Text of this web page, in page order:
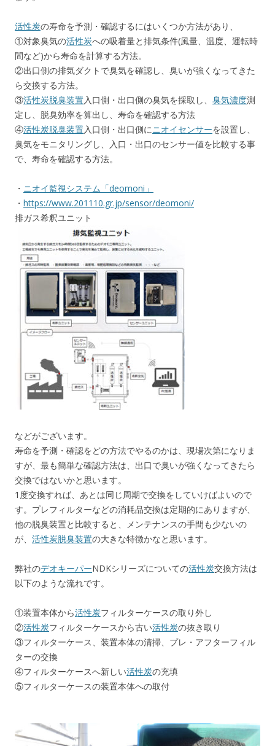
活性炭の寿命を予測・確認するにはいくつか方法があり、
①対象臭気の活性炭への吸着量と排気条件(風量、温度、運転時
間など)から寿命を計算する方法。
②出口側の排気ダクトで臭気を確認し、臭いが強くなってきた
ら交換する方法。
③活性炭脱臭装置入口側・出口側の臭気を採取し、 臭気濃度測
定し、脱臭効率を算出し、寿命を確認する方法
④活性炭脱臭装置入口側・出口側にニオイセンサーを設置し、
臭気をモニタリングし、入口・出口のセンサー値を比較する事
で、寿命を確認する方法。
・ ニオイ監視システム「deomoni」
・ https://www.201110.gr.jp/sensor/deomoni/
排ガス希釈ユニット
などがございます。
寿命を予測・確認をどの方法でやるのかは、現場次第になりま
すが、最も簡単な確認方法は、出口で臭いが強くなってきたら
交換ではないかと思います。
1度交換すれば、あとは同じ周期で交換をしていけばよいので
す。プレフィルターなどの消耗品交換は定期的にありますが、
他の脱臭装置と比較すると、メンテナンスの手間も少ないの
が、 活性炭脱臭装置の大きな特徴かなと思います。
弊社のデオキーパーNDKシリーズについての活性炭交換方法は
以下のような流れです。
①装置本体から活性炭フィルターケースの取り外し
②活性炭フィルターケースから古い活性炭の抜き取り
③フィルターケース、装置本体の清掃、プレ・アフターフィル
ターの交換
④フィルターケースへ新しい活性炭の充填
⑤フィルターケースの装置本体への取付